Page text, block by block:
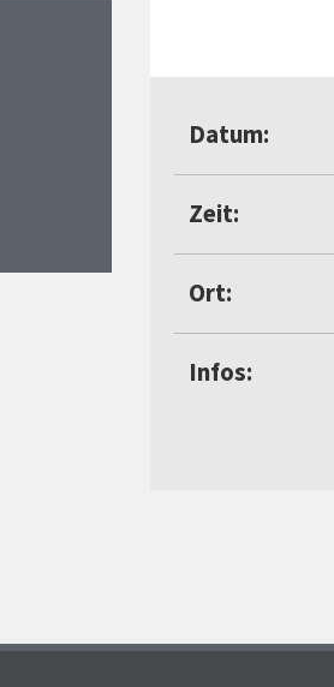
Datum:
Zeit:
Ort:
Infos: